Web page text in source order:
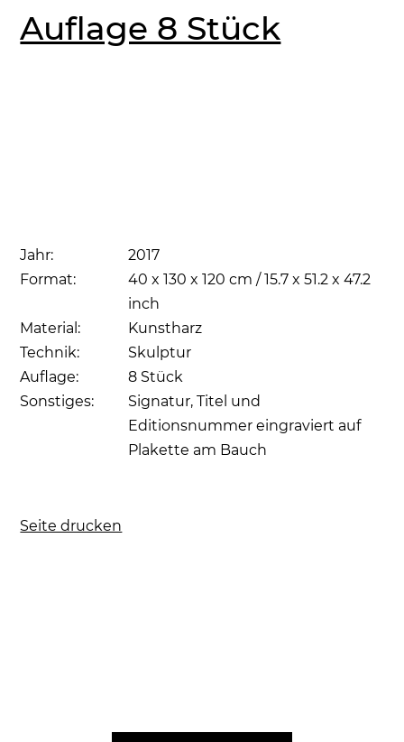
Auflage 8 Stück
Jahr:
2017
Format:
40 x 130 x 120 cm / 15.7 x 51.2 x 47.2
inch
Material:
Kunstharz
Technik:
Skulptur
Auflage:
8 Stück
Sonstiges:
Signatur, Titel und
Editionsnummer eingraviert auf
Plakette am Bauch
Seite drucken